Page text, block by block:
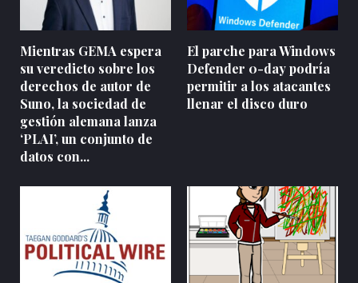
Mientras GEMA espera
su veredicto sobre los
derechos de autor de
Suno, la sociedad de
gestión alemana lanza
‘PLAI’, un conjunto de
datos con...
El parche para Windows
Defender 0-day podría
permitir a los atacantes
llenar el disco duro